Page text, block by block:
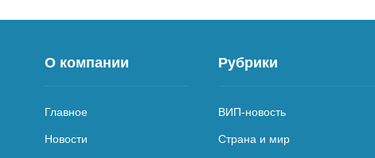
О компании
Главное
Новости
Рубрики
ВИП-новость
Страна и мир